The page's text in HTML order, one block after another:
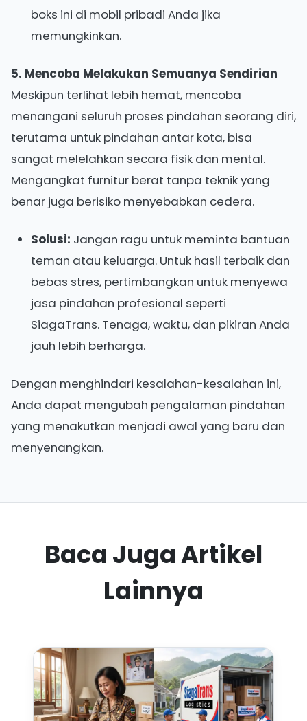
boks ini di mobil pribadi Anda jika
memungkinkan.
5. Mencoba Melakukan Semuanya Sendirian
Meskipun terlihat lebih hemat, mencoba
menangani seluruh proses pindahan seorang diri,
terutama untuk pindahan antar kota, bisa
sangat melelahkan secara fisik dan mental.
Mengangkat furnitur berat tanpa teknik yang
benar juga berisiko menyebabkan cedera.
Solusi: Jangan ragu untuk meminta bantuan
teman atau keluarga. Untuk hasil terbaik dan
bebas stres, pertimbangkan untuk menyewa
jasa pindahan profesional seperti
SiagaTrans. Tenaga, waktu, dan pikiran Anda
jauh lebih berharga.
Dengan menghindari kesalahan-kesalahan ini,
Anda dapat mengubah pengalaman pindahan
yang menakutkan menjadi awal yang baru dan
menyenangkan.
Baca Juga Artikel
Lainnya